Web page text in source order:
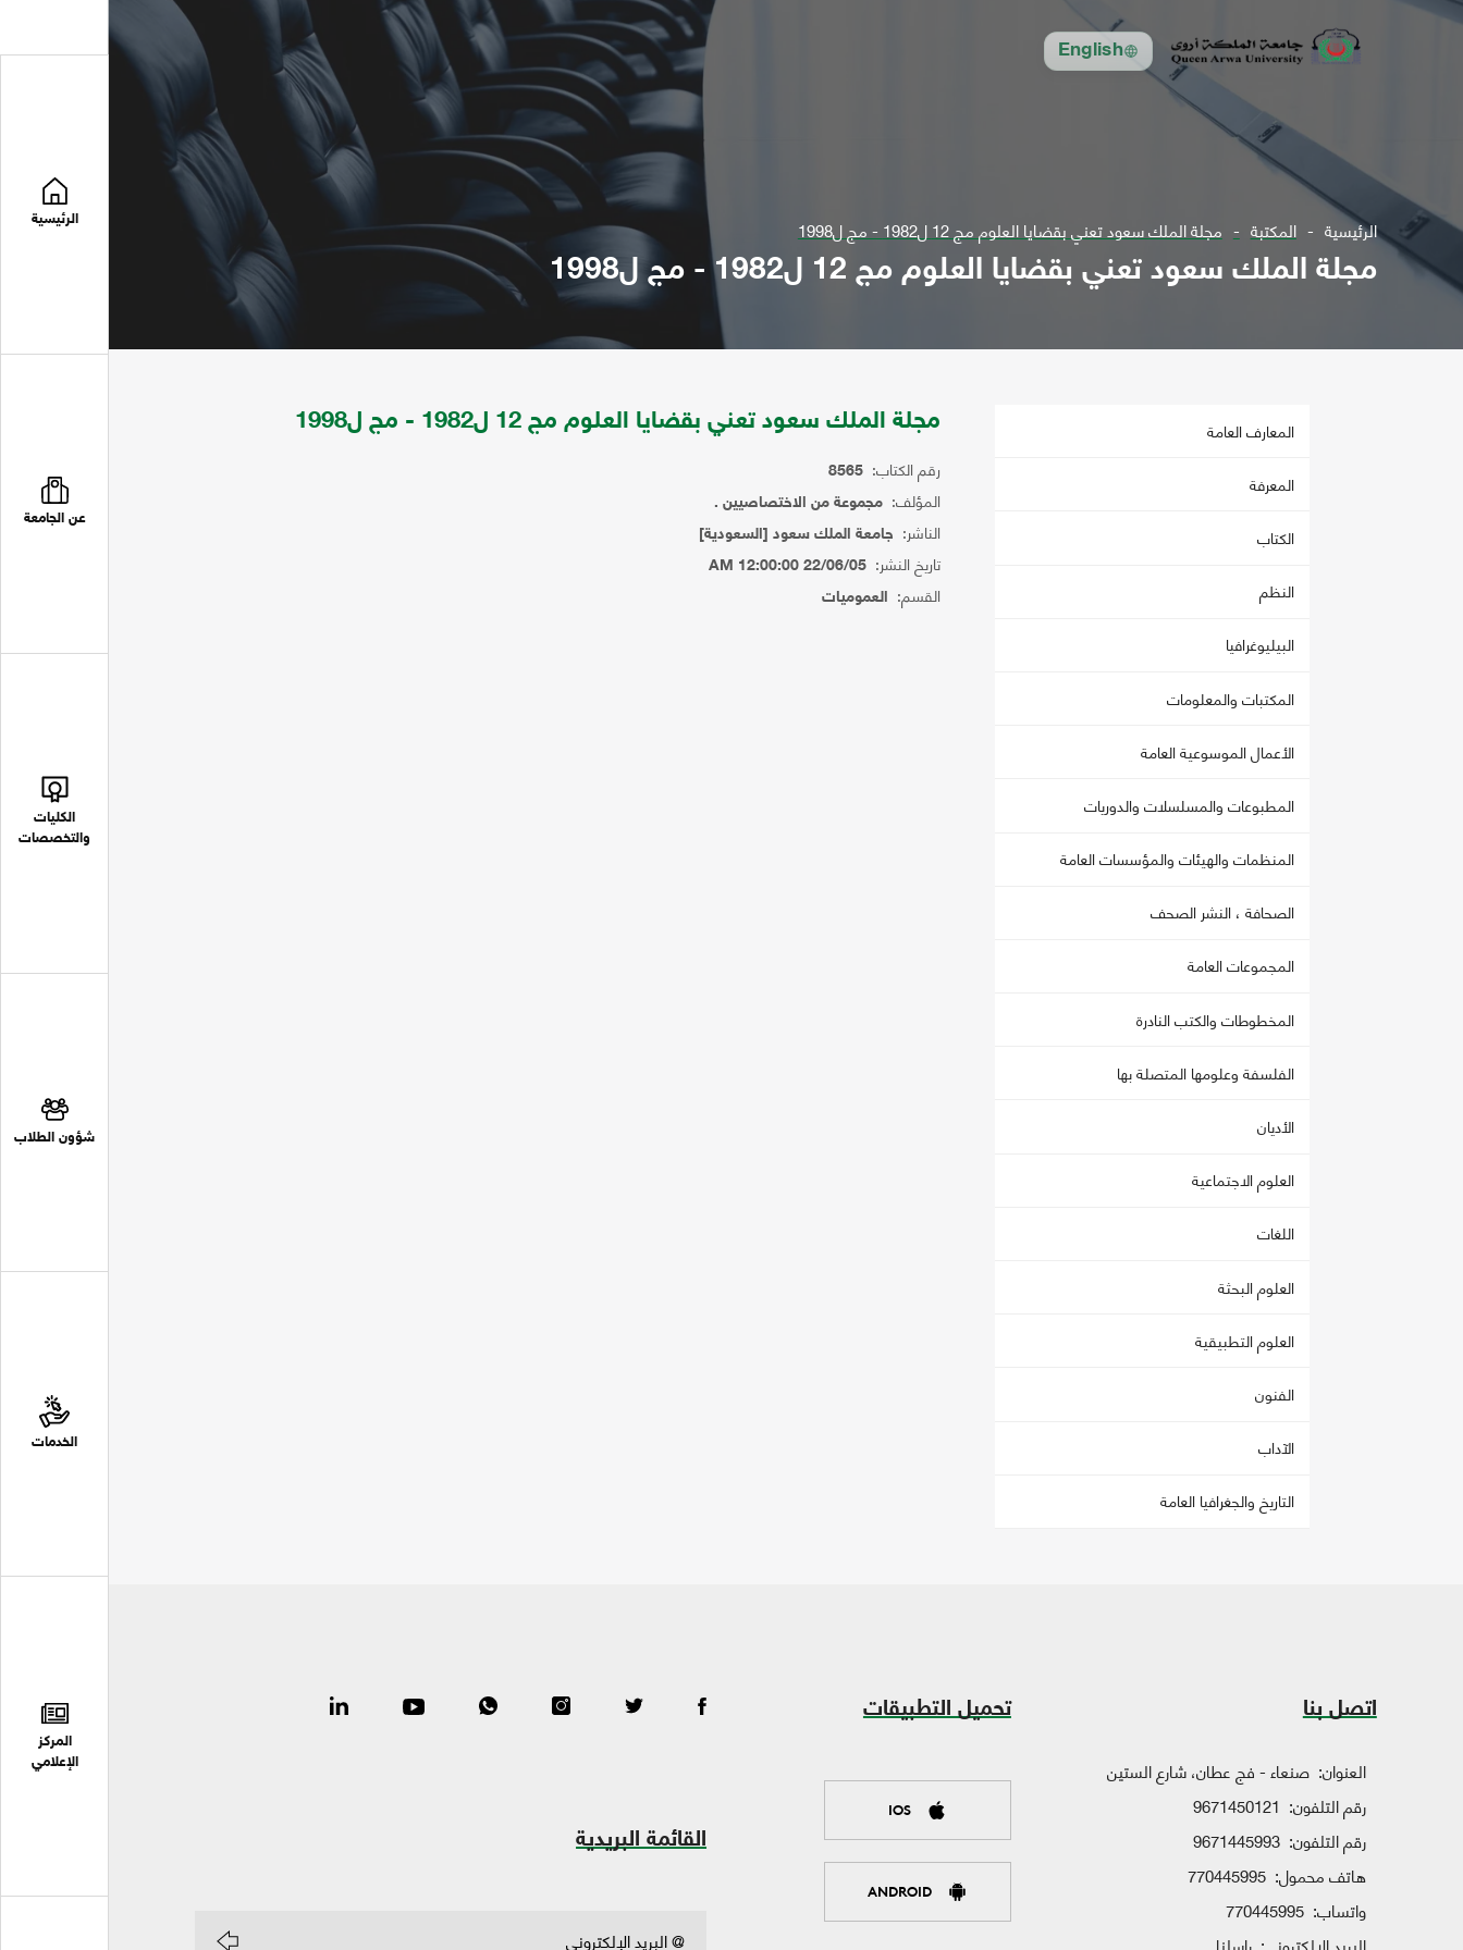
English
الرئيسية
عن الجامعة
الكليات
والتخصصات
شؤون الطلاب
الخدمات
المركز
الإعلامي
الرئيسية المكتبة مجلة الملك سعود تعني بقضايا العلوم مج 12 ل1982 - مج ل1998
مجلة الملك سعود تعني بقضايا العلوم مج 12 ل1982 - مج ل1998
المعارف العامة
المعرفة
الكتاب
النظم
البيليوغرافيا
المكتبات والمعلومات
الأعمال الموسوعية العامة
المطبوعات والمسلسلات والدوريات
المنظمات والهيئات والمؤسسات العامة
الصحافة ، النشر الصحف
المجموعات العامة
المخطوطات والكتب النادرة
الفلسفة وعلومها المتصلة بها
الأديان
العلوم الاجتماعية
اللغات
العلوم البحثة
العلوم التطبيقية
الفنون
الآداب
التاريخ والجغرافيا العامة
مجلة الملك سعود تعني بقضايا العلوم مج 12 ل1982 - مج ل1998
رقم الكتاب: 8565
المؤلف: مجموعة من الاختصاصيين .
الناشر: جامعة الملك سعود [السعودية]
تاريخ النشر: 22/06/05 12:00:00 AM
القسم: العموميات
اتصل بنا
العنوان: صنعاء - فج عطان، شارع الستين
رقم التلفون: 9671450121
رقم التلفون: 9671445993
هاتف محمول: 770445995
واتساب: 770445995
تحميل التطبيقات
IOS
ANDROID
القائمة البريدية